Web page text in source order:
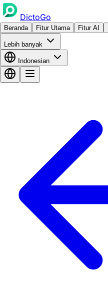
DictoGo
Beranda Fitur Utama Fitur AI
Lebih banyak
Indonesian